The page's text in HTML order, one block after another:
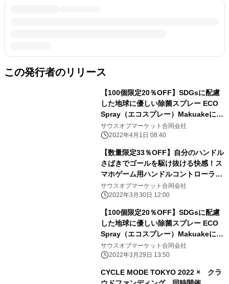
この発行者のリリース
【100個限定20％OFF】SDGsに配慮
した地球に優しい除菌スプレー ECO
Spray（エコスプレー）Makuakeにて
販売中
サウスオブマーケット合同会社
2022年4月1日 08:40
【数量限定33％OFF】自分のハンドル
さばきでゴールを駆け抜ける快感！ス
マホゲーム用ハンドルコントローラ
ー Makuakeにて3月30日販売開始
サウスオブマーケット合同会社
2022年3月30日 12:00
【100個限定20％OFF】SDGsに配慮
した地球に優しい除菌スプレー ECO
Spray（エコスプレー）Makuakeにて
3月29日販売開始
サウスオブマーケット合同会社
2022年3月29日 13:50
CYCLE MODE TOKYO 2022 × クラ